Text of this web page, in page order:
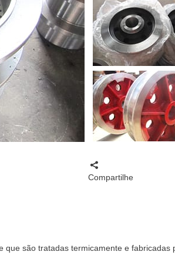
Compartilhe
que são tratadas termicamente e fabricadas